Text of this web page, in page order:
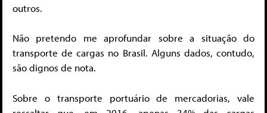
outros.
Não pretendo me aprofundar sobre a situação do
transporte de cargas no Brasil. Alguns dados, contudo,
são dignos de nota.
Sobre o transporte portuário de mercadorias, vale